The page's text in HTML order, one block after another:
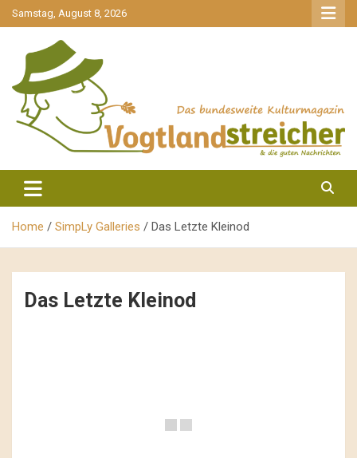
gehe
zum
Samstag, August 8, 2026
Vogtlandstreicher
Home SimpLy Galleries Das Letzte Kleinod
Das Letzte Kleinod